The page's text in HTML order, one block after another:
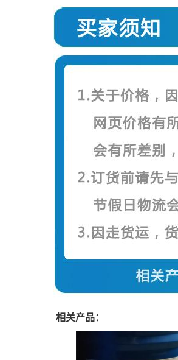
相关产品：